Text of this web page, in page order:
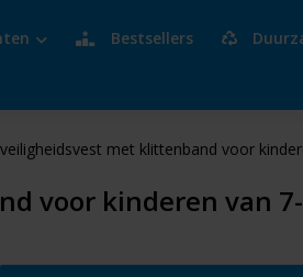
Bestsellers
met klittenband voor
voor kinderen van